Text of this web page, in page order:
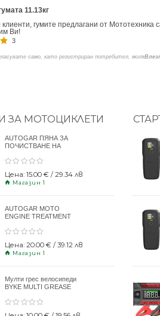
11.13кг
гумите предлагани от Мототехника
Ви!
3
само, като регистриран потребител, моля
ЗА МОТОЦИКЛЕТИ
AUTOGAR ПЯНА ЗА
ПОЧИСТВАНЕ НА
Цена: 15.00 € / 29.34 лв
Магазин 1
AUTOGAR MOTO
ENGINE TREATMENT
Цена: 20.00 € / 39.12 лв
Магазин 1
Мулти грес велосипеди
BYKE MULTI GREASE